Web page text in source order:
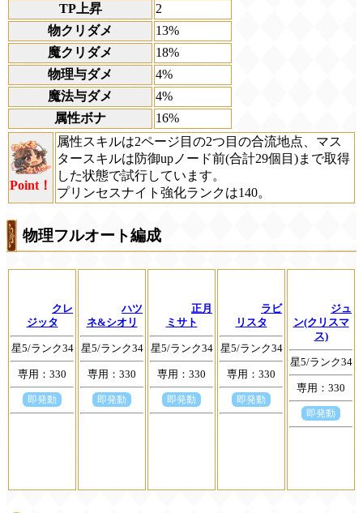
TP上昇
2
物クリダメ
13%
魔クリダメ
18%
物理与ダメ
4%
魔法与ダメ
4%
属性ボナ
16%
Point！
属性スキルは2ページ目の2つ目の合流地点、マス
タースキルは防御upノード前(合計29個目)まで取得
した状態で試行しています。
プリンセスナイト強化ランクは140。
物理フルオート編成
クレ
ジッタ
星5/ランク34
専用：330
即発動
ハツ
ネ&シオリ
星5/ランク34
専用：330
即発動
正月
ミサト
星5/ランク34
専用：330
即発動
ラビ
リスタ
星5/ランク34
専用：330
即発動
ジュ
ン(クリスマ
ス)
星5/ランク34
専用：330
即発動